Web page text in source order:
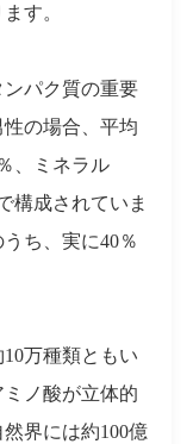
す。
パク質の重要
の場合、平均
、ミネラル
構成されていま
ち、実に40％
万種類ともい
ノ酸が立体的
界には約100億